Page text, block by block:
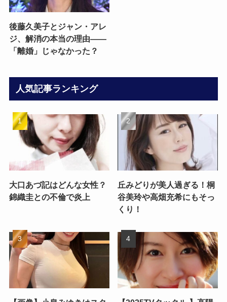
後藤久美子とジャン・アレ
ジ、解消の本当の理由——
「離婚」じゃなかった？
人気記事ランキング
大口あづ記はどんな女性？
錦織圭との不倫で炎上
丘みどりが美人過ぎる！桐
谷美玲や高畑充希にもそっ
くり！